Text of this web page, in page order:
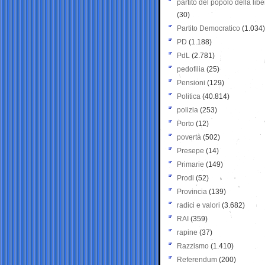
partito del popolo della
(30)
Partito Democratico (1.034)
PD (1.188)
PdL (2.781)
pedofilia (25)
Pensioni (129)
Politica (40.814)
polizia (253)
Porto (12)
povertà (502)
Presepe (14)
Primarie (149)
Prodi (52)
Provincia (139)
radici e valori (3.682)
RAI (359)
rapine (37)
Razzismo (1.410)
Referendum (200)